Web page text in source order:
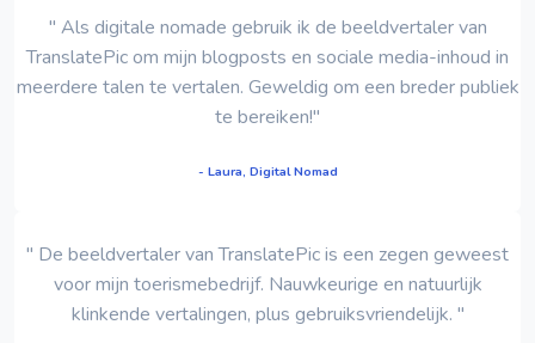
" Als digitale nomade gebruik ik de beeldvertaler van
TranslatePic om mijn blogposts en sociale media-inhoud in
meerdere talen te vertalen. Geweldig om een ​​breder publiek
te bereiken!"
- Laura, Digital Nomad
" De beeldvertaler van TranslatePic is een zegen geweest
voor mijn toerismebedrijf. Nauwkeurige en natuurlijk
klinkende vertalingen, plus gebruiksvriendelijk. "